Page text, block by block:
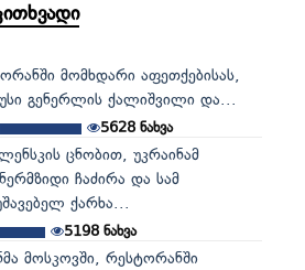
მომხდარი აფეთქებისას,
გენერლის ქალიშვილი და...
5628 ნახვა
ცნობით, უკრაინამ
ჩაძირა და სამ
ქარხა...
5198ნახვა
მოსკოვში, რესტორანში